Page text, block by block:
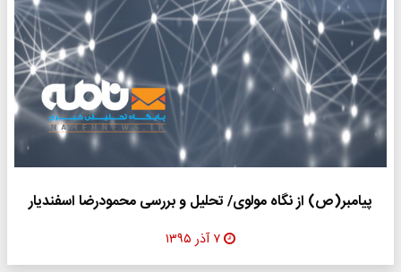
پیامبر(ص) از نگاه مولوی/ تحلیل و بررسی محمودرضا اسفندیار
۷ آذر ۱۳۹۵